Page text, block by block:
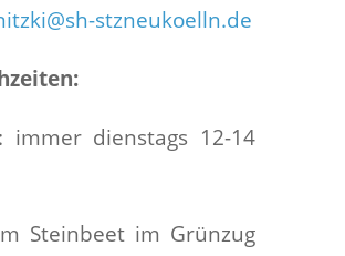
stzneukoelln.de
: immer dienstags 12-14
Steinbeet im Grünzug